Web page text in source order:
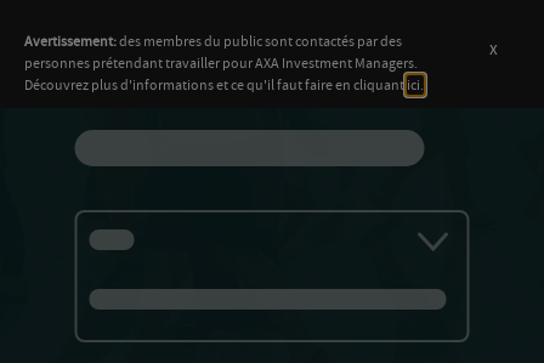
Avertissement:des membres du public sont contactés par des
personnes prétendant travailler pour AXA Investment Managers.
Découvrez plus d'informations et ce qu'il faut faire en cliquant ici.
x